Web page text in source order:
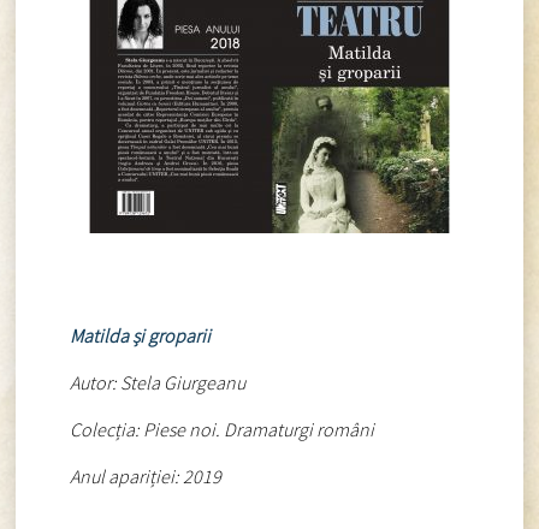
Matilda și groparii
Autor: Stela Giurgeanu
Colecția: Piese noi. Dramaturgi români
Anul apariției: 2019